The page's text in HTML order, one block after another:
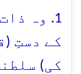
1. وہ
کے دستِ
کی)